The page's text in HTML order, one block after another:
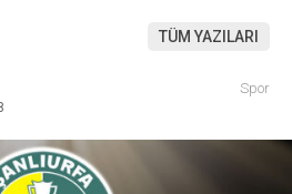
TÜM YAZILARI
Spor